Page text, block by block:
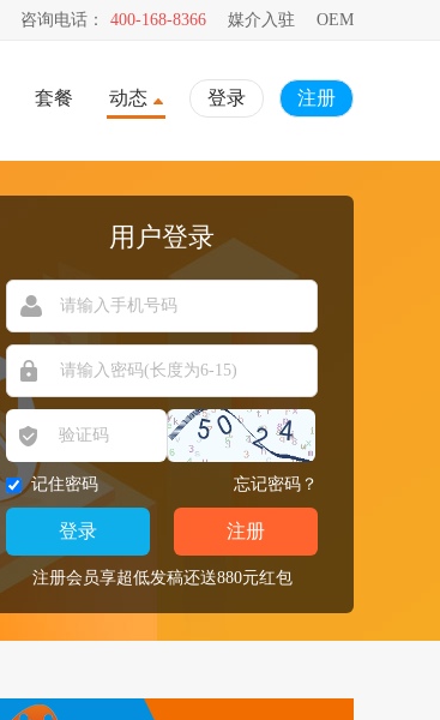
咨询电话： 400-168-8366 媒介入驻 OEM
套餐 动态 登录 注册
用户登录
忘记密码？
记住密码
注册会员享超低发稿还送880元红包